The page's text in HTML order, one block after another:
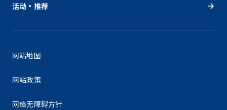
活动・推荐
网站地图
网站政策
网络无障碍方针